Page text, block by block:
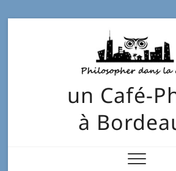
un Café-
à